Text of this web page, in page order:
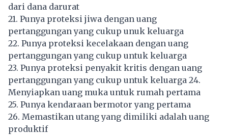
dari dana darurat
21. Punya proteksi jiwa dengan uang
pertanggungan yang cukup unuk keluarga
22. Punya proteksi kecelakaan dengan uang
pertanggungan yang cukup untuk keluarga
23. Punya proteksi penyakit kritis dengan uang
pertanggungan yang cukup untuk keluarga 24.
Menyiapkan uang muka untuk rumah pertama
25. Punya kendaraan bermotor yang pertama
26. Memastikan utang yang dimiliki adalah uang
produktif